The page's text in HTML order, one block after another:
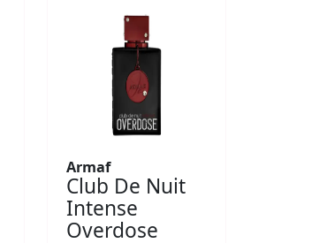
Armaf
Club De Nuit
Intense
Overdose